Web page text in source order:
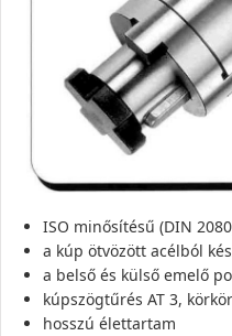
ISO minősítésű (DIN
a kúp ötvözött acélból
a belső és külső emelő
kúpszögtűrés AT 3,
hosszú élettartam